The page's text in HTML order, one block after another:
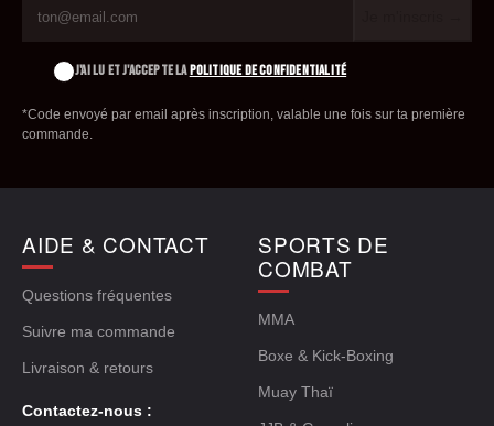
J'AI LU ET J'ACCEPTE LAPOLITIQUE DE CONFIDENTIALITÉ
*Code envoyé par email après inscription, valable une fois sur ta première
commande.
AIDE & CONTACT
Questions fréquentes
Suivre ma commande
Livraison & retours
Contactez-nous :
SPORTS DE
COMBAT
MMA
Boxe & Kick-Boxing
Muay Thaï